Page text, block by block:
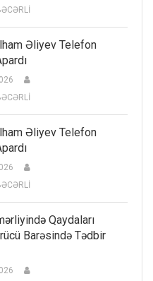
Əliyev Telefon
Əliyev Telefon
Qaydaları
Barəsində Tədbir